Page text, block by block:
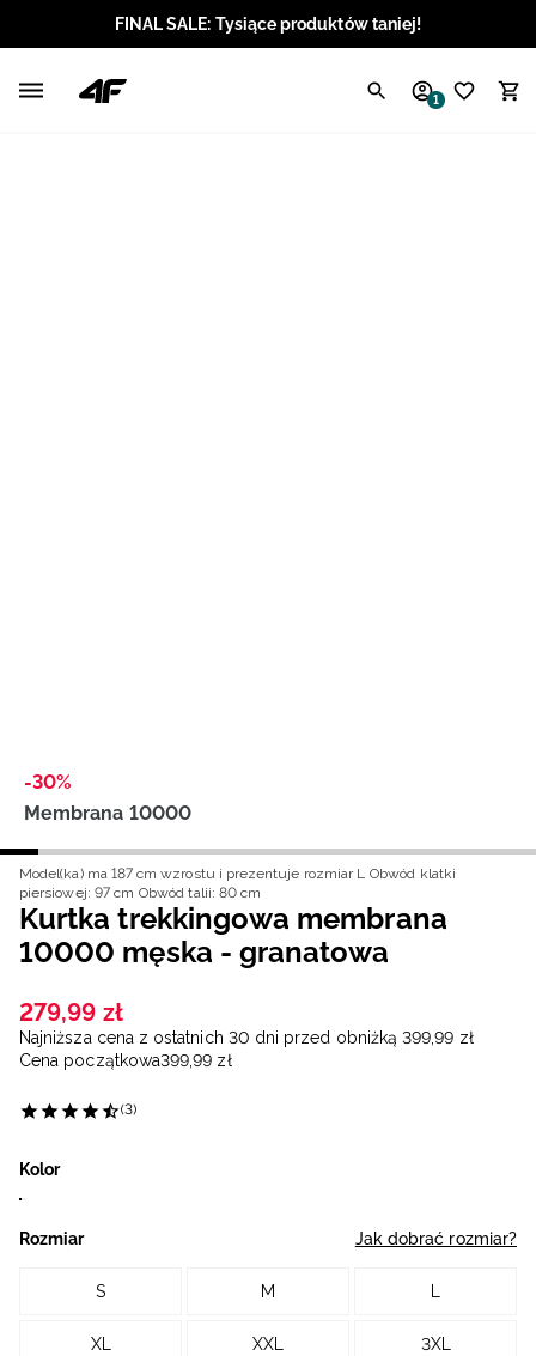
FINAL SALE: Tysiące produktów taniej!
1
-30%
Membrana 10000
Model(ka) ma 187 cm wzrostu i prezentuje rozmiar L Obwód klatki
piersiowej: 97 cm Obwód talii: 80 cm
Kurtka trekkingowa membrana
10000 męska - granatowa
279,99 zł
Najniższa cena z ostatnich 30 dni przed obniżką 399,99 zł
Cena początkowa399,99 zł
(3)
Kolor
Rozmiar Jak dobrać rozmiar?
S M L
XL XXL 3XL